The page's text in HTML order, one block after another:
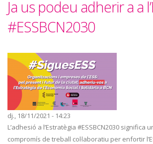
Ja us podeu adherir a a
#ESSBCN2030
dj., 18/11/2021 - 14:23
L’adhesió a l’Estratègia #ESSBCN2030 significa
compromís de treball col·laboratiu per enfortir